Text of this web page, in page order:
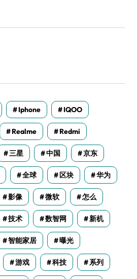
Iphone IQOO
Realme Redmi
三星 中国 京东
全球 区块 华为
影像 微软 怎么
技术 数智网 新机
智能家居 曝光
游戏 科技 系列